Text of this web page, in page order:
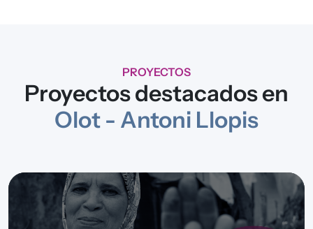
PROYECTOS
Proyectos destacados en
Olot - Antoni Llopis